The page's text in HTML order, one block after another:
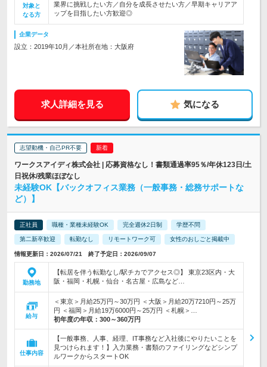
対象と
なる方
業界に挑戦したい方／自分を成長させたい方／早期キャリアア
ップを目指したい方歓迎◎
企業データ
設立：2019年10月／本社所在地：大阪府
求人詳細を見る 気になる
志望動機・自己PR不要
ワークスアイディ株式会社 | 応募資格なし！書類通過率95％/年休123日/土
日祝休/残業ほぼなし
未経験OK【バックオフィス業務（一般事務・総務サポートな
ど）】
正社員 職種・業種未経験OK 完全週休2日制 学歴不問
第二新卒歓迎 転勤なし リモートワーク可 女性のおしごと掲載中
情報更新日：2026/07/21 終了予定日：2026/09/07
勤務地
【転居を伴う転勤なし/駅チカでアクセス◎】 東京23区内・大
阪・福岡・札幌・仙台・名古屋・広島など…
給与
＜東京＞月給25万円～30万円 ＜大阪＞月給20万7210円～25万
円 ＜福岡＞月給19万6000円～25万円 ＜札幌＞…
初年度の年収： 300～360万円
仕事内容
【一般事務、人事、経理、IT事務など入社後にやりたいことを
見つけられます！】入力業務・書類のファイリングなどシンプ
ルワークからスタートOK